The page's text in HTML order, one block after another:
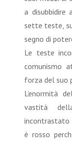
a disubbidire
sette teste,
segno di
Le teste
comunismo
forza del suo
L’enormità
vastità
incontrastato
è rosso